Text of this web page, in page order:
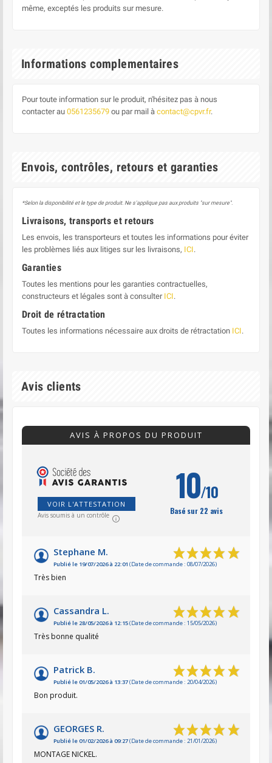
même, exceptés les produits sur mesure.
Informations complementaires
Pour toute information sur le produit, n'hésitez pas à nous
contacter au 0561235679 ou par mail à contact@cpvr.fr.
Envois, contrôles, retours et garanties
*Selon la disponibilité et le type de produit. Ne s'applique pas aux produits "sur mesure".
Livraisons, transports et retours
Les envois, les transporteurs et toutes les informations pour éviter
les problèmes liés aux litiges sur les livraisons, ICI.
Garanties
Toutes les mentions pour les garanties contractuelles,
constructeurs et légales sont à consulter ICI.
Droit de rétractation
Toutes les informations nécessaire aux droits de rétractation ICI.
Avis clients
AVIS À PROPOS DU PRODUIT
VOIR L'ATTESTATION
Avis soumis à un contrôle
10/10
Basé sur 22 avis
Stephane M.
Publié le 19/07/2026 à 22:01 (Date de commande : 08/07/2026)
Très bien
Cassandra L.
Publié le 28/05/2026 à 12:15(Date de commande : 15/05/2026)
Très bonne qualité
Patrick B.
Publié le 01/05/2026 à 13:37(Date de commande : 20/04/2026)
Bon produit.
GEORGES R.
Publié le 01/02/2026 à 09:27(Date de commande : 21/01/2026)
MONTAGE NICKEL.